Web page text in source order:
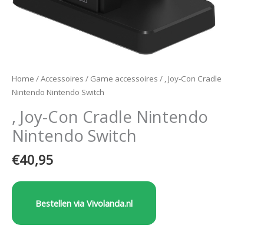
Home /Accessoires / Game accessoires / , Joy-Con Cradle
Nintendo Nintendo Switch
, Joy-Con Cradle Nintendo
Nintendo Switch
€40,95
Bestellen via Vivolanda.nl